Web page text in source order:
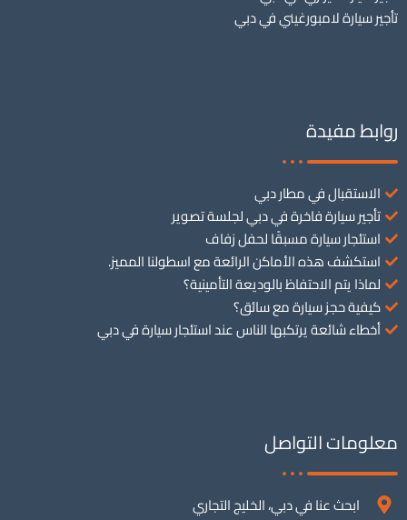
تأجير سيارة لامبورغيني في دبي
روابط مفيدة
الاستقبال في مطار دبي
تأجير سيارة فاخرة في دبي لجلسة تصوير
استئجار سيارة مسبقًا لحفل زفاف
استكشف هذه الأماكن الرائعة مع اسطولنا المميز.
لماذا يتم الاحتفاظ بالوديعة التأمينية؟
كيفية حجز سيارة مع سائق؟
أخطاء شائعة يرتكبها الناس عند استئجار سيارة في دبي
معلومات التواصل
ابحث عنا في دبي، الخليج التجاري